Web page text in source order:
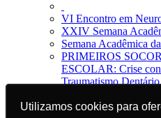
Utilizamos cookies para
Utilizamos cookies para
VI Encontro em
XXIV Semana
Semana Acadêmica
PRIMEIROS
ESCOLAR: Crise
Traumatismo Dentário
Jornal da Unisc